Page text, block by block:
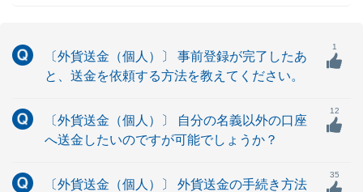
〔外貨送金（個人）〕 事前登録が完了したあ
と、送金を依頼する方法を教えてください。
1
〔外貨送金（個人）〕 自分の名義以外の口座
へ送金したいのですが可能でしょうか？
12
〔外貨送金（個人）〕 外貨送金の手続き方法
35